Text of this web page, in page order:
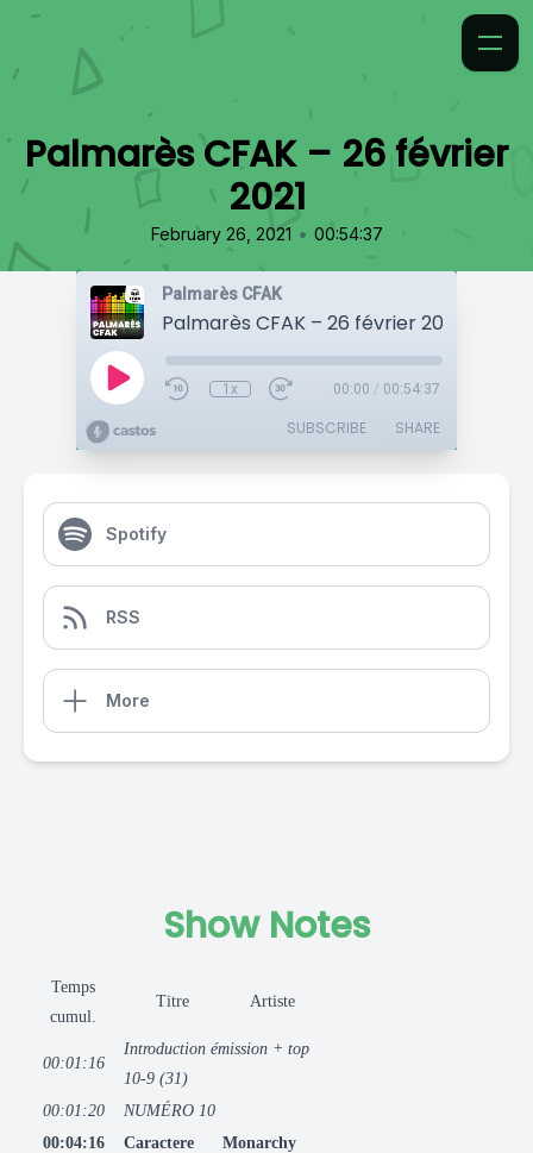
Palmarès CFAK – 26 février
2021
February 26, 2021 • 00:54:37
Palmarès CFAK
Palmarès CFAK – 26 février 2021
1x 00:00 / 00:54:37
SUBSCRIBE SHARE
Spotify
RSS
More
Show Notes
Temps
cumul.
Titre Artiste
00:01:16
Introduction émission + top
10-9 (31)
00:01:20
NUMÉRO 10
00:04:16
Caractere
Monarchy